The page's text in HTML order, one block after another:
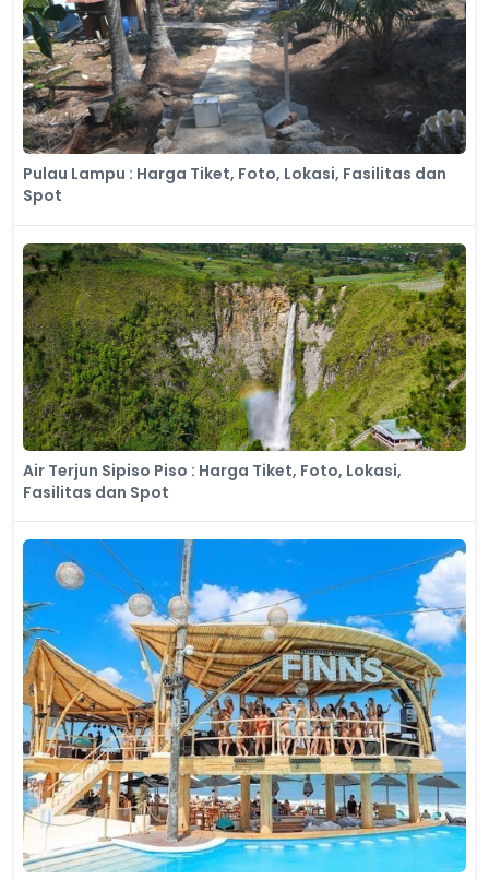
Pulau Lampu : Harga Tiket, Foto, Lokasi, Fasilitas dan
Spot
Air Terjun Sipiso Piso : Harga Tiket, Foto, Lokasi,
Fasilitas dan Spot